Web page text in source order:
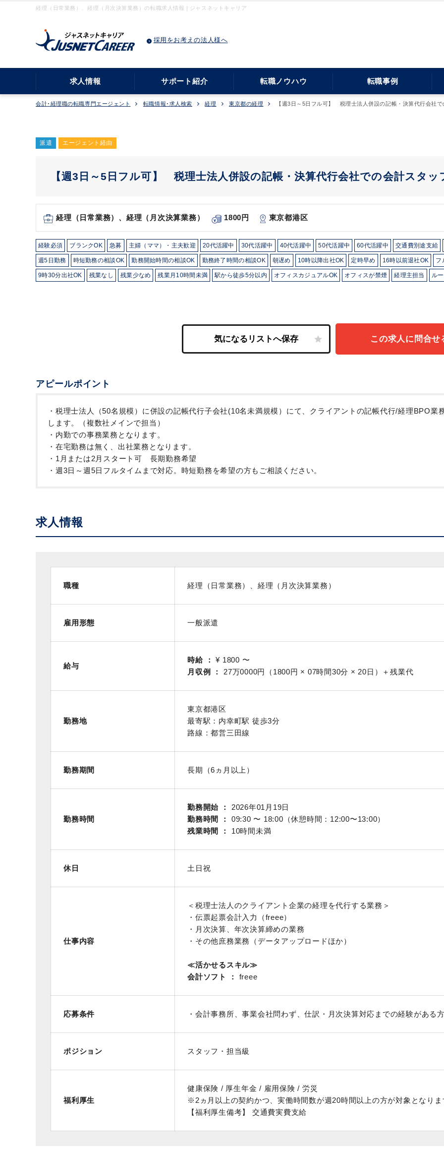
経理（日常業務）、経理（月次決算業務）の転職求人情報 | ジャスネットキャリア
採用をお考えの法人様へ
求人情報 サポート紹介 転職ノウハウ 転職事例
会計･経理職の転職専門エージェント 転職情報･求人検索 経理 東京都の経理 【週3日～5日フル可】 税理士法人併設の記帳・決算代行会社
派遣 エージェント経由
【週3日～5日フル可】 税理士法人併設の記帳・決算代行会社での会計スタッ
経理（日常業務）、経理（月次決算業務） 1800円 東京都港区
経験必須 ブランクOK 急募 主婦（ママ）・主夫歓迎 20代活躍中 30代活躍中 40代活躍中 50代活躍中 60代活躍中 交通費別途支給
週5日勤務 時短勤務の相談OK 勤務開始時間の相談OK 勤務終了時間の相談OK 朝遅め 10時以降出社OK 定時早め 16時以前退社OK フ
9時30分出社OK 残業なし 残業少なめ 残業月10時間未満 駅から徒歩5分以内 オフィスカジュアルOK オフィスが禁煙 経理主担当 ル
この求人に問合せ
アピールポイント
・税理士法人（50名規模）に併設の記帳代行子会社(10名未満規模）にて、クライアントの記帳代行/経理BPO
します。（複数社メインで担当）
・内勤での事務業務となります。
・在宅勤務は無く、出社業務となります。
・1月または2月スタート可 長期勤務希望
・週3日～週5日フルタイムまで対応。時短勤務を希望の方もご相談ください。
求人情報
職種 経理（日常業務）、経理（月次決算業務）
雇用形態 一般派遣
給与
時給
¥ 1800 〜
月収例
27万0000円（1800円 × 07時間30分 × 20日）＋残業代
勤務地
東京都港区
最寄駅：内幸町駅 徒歩3分
路線：都営三田線
勤務期間 長期（6ヵ月以上）
勤務時間
勤務開始
2026年01月19日
勤務時間
09:30 〜 18:00（休憩時間：12:00〜13:00）
残業時間
10時間未満
休日 土日祝
仕事内容
＜税理士法人のクライアント企業の経理を代行する業務＞
・伝票起票会計入力（freee）
・月次決算、年次決算締めの業務
・その他庶務業務（データアップロードほか）
≪活かせるスキル≫
会計ソフト
freee
応募条件 ・会計事務所、事業会社問わず、仕訳・月次決算対応までの経験がある
ポジション スタッフ・担当級
福利厚生
健康保険 / 厚生年金 / 雇用保険 / 労災
※2ヵ月以上の契約かつ、実働時間数が週20時間以上の方が対象となりま
【福利厚生備考】 交通費実費支給